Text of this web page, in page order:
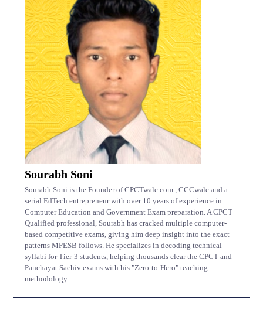
Sourabh Soni
Sourabh Soni is the Founder of CPCTwale.com , CCCwale and a
serial EdTech entrepreneur with over 10 years of experience in
Computer Education and Government Exam preparation. A CPCT
Qualified professional, Sourabh has cracked multiple computer-
based competitive exams, giving him deep insight into the exact
patterns MPESB follows. He specializes in decoding technical
syllabi for Tier-3 students, helping thousands clear the CPCT and
Panchayat Sachiv exams with his "Zero-to-Hero" teaching
methodology.